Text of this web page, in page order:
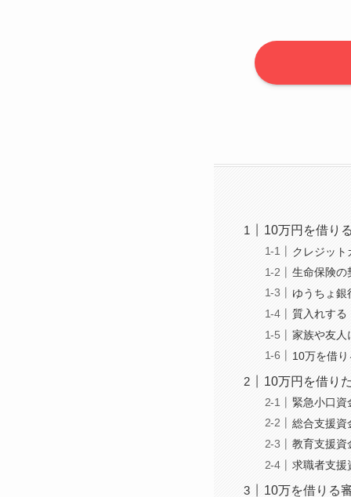
10万円を借り
クレジット
生命保険の
ゆうちょ銀
質入れする
家族や友人
10万を借
10万円を借り
緊急小口資
総合支援資
教育支援資
求職者支援
10万を借りる